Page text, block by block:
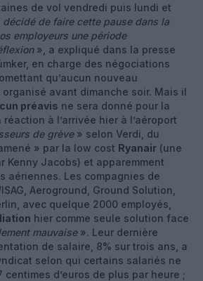
de vol vendredi puis lundi et
décidé de faire cette pause dans la
employeurs une période
», a expliqué dans la presse
en charge des négociations
qu’aucun nouveau
avant dimanche soir. Mais il
préavis ne sera donné pour la
à l’arrivée hier à l’aéroport
de grève» selon Verdi, du
» par la low cost Ryanair (une
Kenny Jacobs) et apparemment
aériennes. Les compagnies de
Aeroground, Ground Solution,
avec quelque 2000 employés,
hier comme seule solution face
mauvaise». Leur dernière
de salaire, 8% sur trois ans, a
selon qui certains salariés ne
d’euros de plus par heure ;